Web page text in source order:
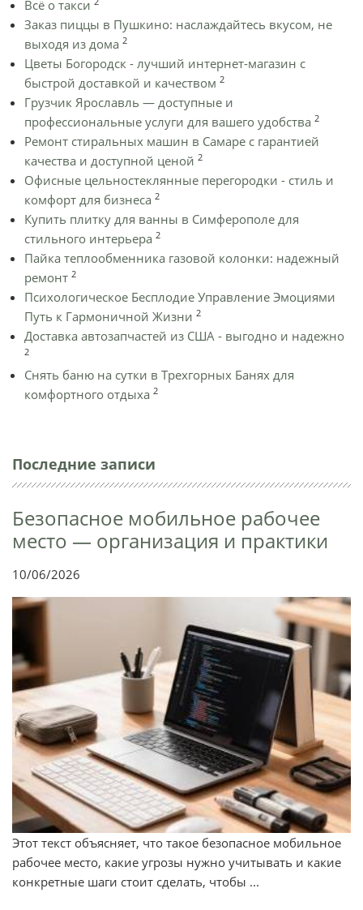
Всё о такси
Заказ пиццы в Пушкино: наслаждайтесь вкусом, не
выходя из дома 2
Цветы Богородск - лучший интернет-магазин с
быстрой доставкой и качеством 2
Грузчик Ярославль — доступные и
профессиональные услуги для вашего удобства 2
Ремонт стиральных машин в Самаре с гарантией
качества и доступной ценой 2
Офисные цельностеклянные перегородки - стиль и
комфорт для бизнеса 2
Купить плитку для ванны в Симферополе для
стильного интерьера 2
Пайка теплообменника газовой колонки: надежный
ремонт 2
Психологическое Бесплодие Управление Эмоциями
Путь к Гармоничной Жизни 2
Доставка автозапчастей из США - выгодно и надежно
2
Снять баню на сутки в Трехгорных Банях для
комфортного отдыха 2
Последние записи
Безопасное мобильное рабочее
место — организация и практики
10/06/2026
Этот текст объясняет, что такое безопасное мобильное
рабочее место, какие угрозы нужно учитывать и какие
конкретные шаги стоит сделать, чтобы ...